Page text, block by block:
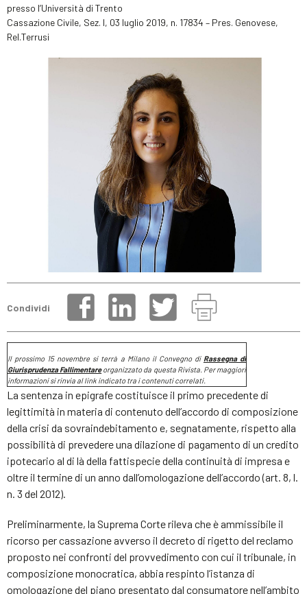
presso l’Università di Trento
Cassazione Civile, Sez. I, 03 luglio 2019, n. 17834 – Pres. Genovese,
Rel.Terrusi
Condividi
Il prossimo 15 novembre si terrà a Milano il Convegno di Rassegna di
Giurisprudenza Fallimentareorganizzato da questa Rivista. Per maggiori
informazioni si rinvia al link indicato tra i contenuti correlati.
La sentenza in epigrafe costituisce il primo precedente di
legittimità in materia di contenuto dell’accordo di composizione
della crisi da sovraindebitamento e, segnatamente, rispetto alla
possibilità di prevedere una dilazione di pagamento di un credito
ipotecario al di là della fattispecie della continuità di impresa e
oltre il termine di un anno dall’omologazione dell’accordo (art. 8, l.
n. 3 del 2012).
Preliminarmente, la Suprema Corte rileva che è ammissibile il
ricorso per cassazione avverso il decreto di rigetto del reclamo
proposto nei confronti del provvedimento con cui il tribunale, in
composizione monocratica, abbia respinto l’istanza di
omologazione del piano presentato dal consumatore nell’ambito